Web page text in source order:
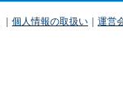
｜ 個人情報の取扱い ｜ 運営